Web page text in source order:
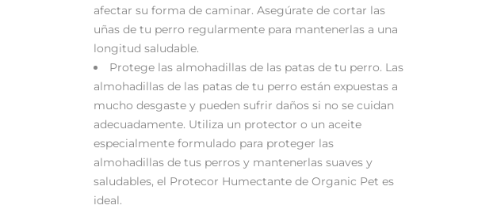
afectar su forma de caminar. Asegúrate de cortar las
uñas de tu perro regularmente para mantenerlas a una
longitud saludable.
Protege las almohadillas de las patas de tu perro. Las
almohadillas de las patas de tu perro están expuestas a
mucho desgaste y pueden sufrir daños si no se cuidan
adecuadamente. Utiliza un protector o un aceite
especialmente formulado para proteger las
almohadillas de tus perros y mantenerlas suaves y
saludables, el Protecor Humectante de Organic Pet es
ideal.